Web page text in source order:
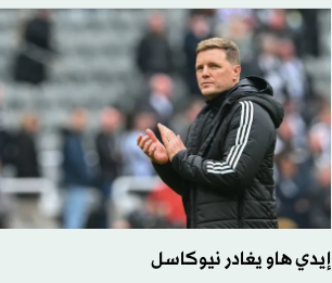
إيدي هاو يغادر نيوكاسل